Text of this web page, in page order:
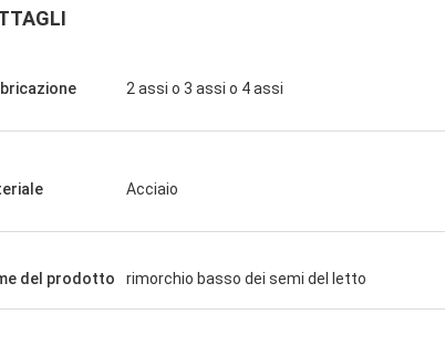
2 assi o 3 assi o 4 assi
Acciaio
del prodotto rimorchio basso dei semi del letto